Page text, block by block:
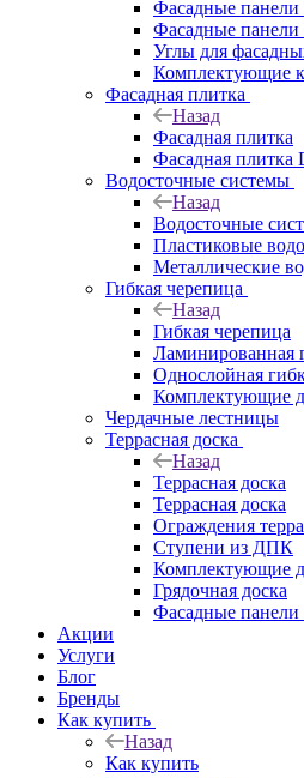
Фасадные панели
Фасадные панели
Углы для
Комплектующие
Фасадная плитка
Назад
Фасадная плитка
Фасадная плитка
Водосточные системы
Назад
Водосточные
Пластиковые
Металлические
Гибкая черепица
Назад
Гибкая черепица
Ламинированная
Однослойная
Комплектующие
Чердачные лестницы
Террасная доска
Назад
Террасная доска
Террасная доска
Ограждения
Ступени из ДПК
Комплектующие
Грядочная доска
Фасадные
Акции
Услуги
Блог
Бренды
Как купить
Назад
Как купить